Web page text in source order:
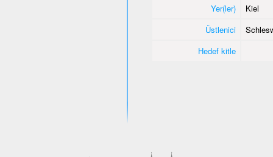
Yer(ler)
Kiel
Üstlenici
Hedef kitle